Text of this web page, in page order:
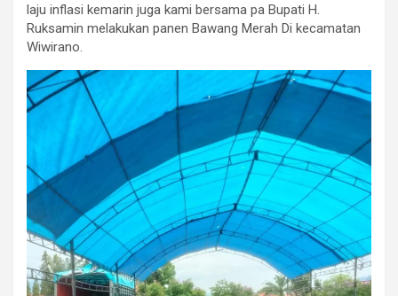
laju inflasi kemarin juga kami bersama pa Bupati H.
Ruksamin melakukan panen Bawang Merah Di kecamatan
Wiwirano.